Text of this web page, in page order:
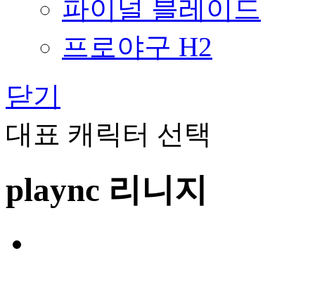
파이널 블레이드
프로야구 H2
닫기
대표 캐릭터 선택
plaync 리니지